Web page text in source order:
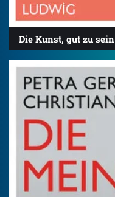
Die Kunst, gut zu sein